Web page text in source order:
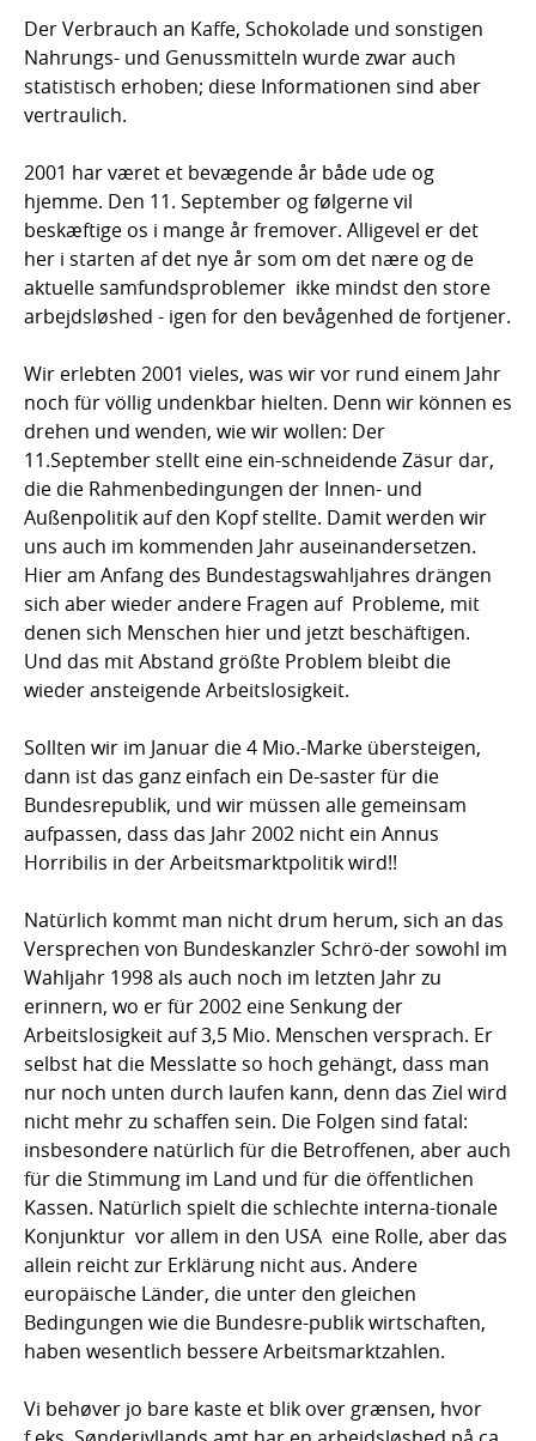
Der Verbrauch an Kaffe, Schokolade und sonstigen
Nahrungs- und Genussmitteln wurde zwar auch
statistisch erhoben; diese Informationen sind aber
vertraulich.
2001 har været et bevægende år både ude og
hjemme. Den 11. September og følgerne vil
beskæftige os i mange år fremover. Alligevel er det
her i starten af det nye år som om det nære og de
aktuelle samfundsproblemer  ikke mindst den store
arbejdsløshed - igen for den bevågenhed de fortjener.
Wir erlebten 2001 vieles, was wir vor rund einem Jahr
noch für völlig undenkbar hielten. Denn wir können es
drehen und wenden, wie wir wollen: Der
11.September stellt eine ein-schneidende Zäsur dar,
die die Rahmenbedingungen der Innen- und
Außenpolitik auf den Kopf stellte. Damit werden wir
uns auch im kommenden Jahr auseinandersetzen.
Hier am Anfang des Bundestagswahljahres drängen
sich aber wieder andere Fragen auf  Probleme, mit
denen sich Menschen hier und jetzt beschäftigen.
Und das mit Abstand größte Problem bleibt die
wieder ansteigende Arbeitslosigkeit.
Sollten wir im Januar die 4 Mio.-Marke übersteigen,
dann ist das ganz einfach ein De-saster für die
Bundesrepublik, und wir müssen alle gemeinsam
aufpassen, dass das Jahr 2002 nicht ein Annus
Horribilis in der Arbeitsmarktpolitik wird!!
Natürlich kommt man nicht drum herum, sich an das
Versprechen von Bundeskanzler Schrö-der sowohl im
Wahljahr 1998 als auch noch im letzten Jahr zu
erinnern, wo er für 2002 eine Senkung der
Arbeitslosigkeit auf 3,5 Mio. Menschen versprach. Er
selbst hat die Messlatte so hoch gehängt, dass man
nur noch unten durch laufen kann, denn das Ziel wird
nicht mehr zu schaffen sein. Die Folgen sind fatal:
insbesondere natürlich für die Betroffenen, aber auch
für die Stimmung im Land und für die öffentlichen
Kassen. Natürlich spielt die schlechte interna-tionale
Konjunktur  vor allem in den USA  eine Rolle, aber das
allein reicht zur Erklärung nicht aus. Andere
europäische Länder, die unter den gleichen
Bedingungen wie die Bundesre-publik wirtschaften,
haben wesentlich bessere Arbeitsmarktzahlen.
Vi behøver jo bare kaste et blik over grænsen, hvor